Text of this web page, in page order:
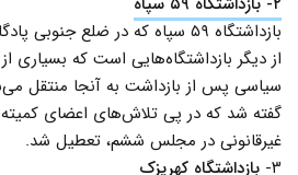
بازداشتگاه ۵۹ سپاه که در ضلع
از دیگر بازداشتگاه‌هایی است که بسیاری
سیاسی پس از بازداشت به آنجا منتقل
گفته شد که در پی تلاش‌های اعضای کمیته
غیرقانونی در مجلس ششم، تعطیل شد.
۳- بازداشتگاه کهریزک